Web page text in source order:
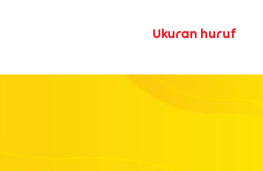
Ukuran huruf